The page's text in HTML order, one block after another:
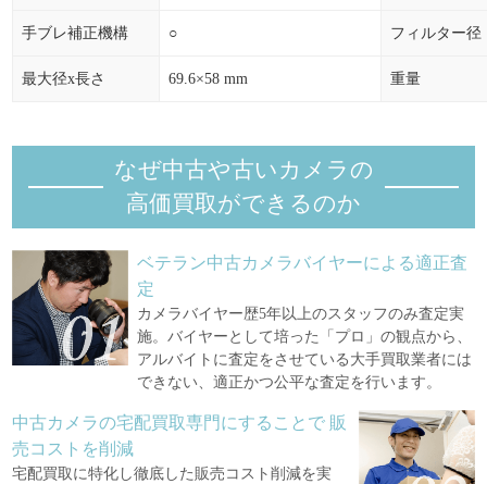
手ブレ補正機構 ○ フィルター径
最大径x長さ 69.6×58 mm 重量
なぜ中古や古いカメラの
高価買取ができるのか
ベテラン中古カメラバイヤーによる適正査
定
カメラバイヤー歴5年以上のスタッフのみ査定実
施。バイヤーとして培った「プロ」の観点から、
アルバイトに査定をさせている大手買取業者には
できない、適正かつ公平な査定を行います。
中古カメラの宅配買取専門にすることで 販
売コストを削減
宅配買取に特化し徹底した販売コスト削減を実